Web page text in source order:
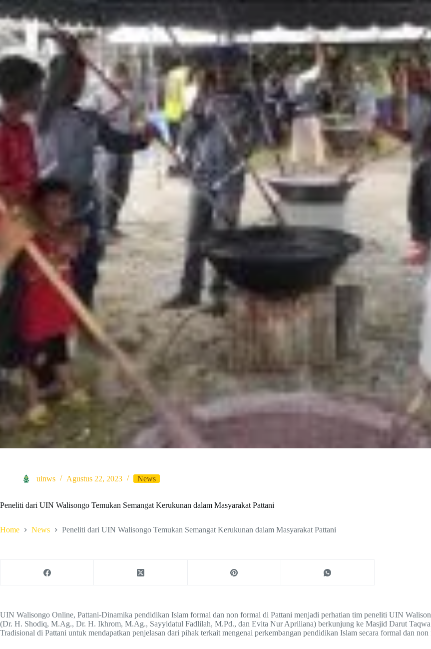
uinws Agustus 22, 2023 News
Peneliti dari UIN Walisongo Temukan Semangat Kerukunan dalam Masyarakat Pattani
Home News Peneliti dari UIN Walisongo Temukan Semangat Kerukunan dalam Masyarakat Pattani
UIN Walisongo Online, Pattani-Dinamika pendidikan Islam formal dan non formal di Pattani menjadi perhatian tim peneliti UIN
(Dr. H. Shodiq, M.Ag., Dr. H. Ikhrom, M.Ag., Sayyidatul Fadlilah, M.Pd., dan Evita Nur Apriliana) berkunjung ke Masjid Darut
Tradisional di Pattani untuk mendapatkan penjelasan dari pihak terkait mengenai perkembangan pendidikan Islam secara formal dan